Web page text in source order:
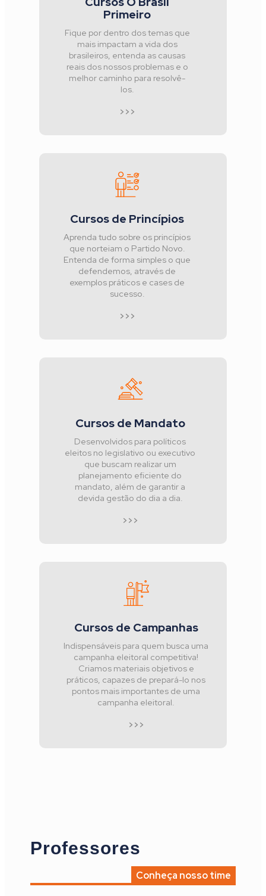
Primeiro
Fique por dentro dos temas que
mais impactam a vida dos
brasileiros, entenda as causas
reais dos nossos problemas e o
melhor caminho para resolvê-
los.
>>>
Cursos de Princípios
Aprenda tudo sobre os princípios
que norteiam o Partido Novo.
Entenda de forma simples o que
defendemos, através de
exemplos práticos e cases de
sucesso.
>>>
Cursos de Mandato
Desenvolvidos para políticos
eleitos no legislativo ou executivo
que buscam realizar um
planejamento eficiente do
mandato, além de garantir a
devida gestão do dia a dia.
>>>
Cursos de Campanhas
Indispensáveis para quem busca uma
campanha eleitoral competitiva!
Criamos materiais objetivos e
práticos, capazes de prepará-lo nos
pontos mais importantes de uma
campanha eleitoral.
>>>
Professores
Conheça nosso time